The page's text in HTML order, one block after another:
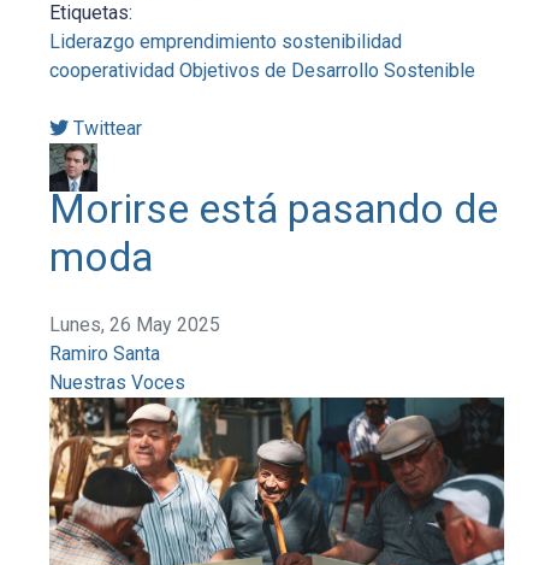
Etiquetas:
Liderazgo emprendimiento sostenibilidad
cooperatividad Objetivos de Desarrollo Sostenible
Twittear
Morirse está pasando de
moda
Lunes, 26 May 2025
Ramiro Santa
Nuestras Voces